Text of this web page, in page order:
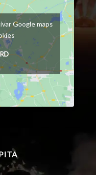
Google maps